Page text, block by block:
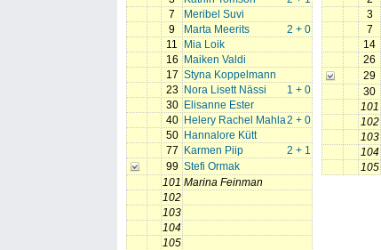
7
Meribel Suvi
9
2 + 0
Marta Meerits
11
Mia Loik
16
Maiken Valdi
17 Styna Koppelmann
23
1 + 0
Nora Lisett Nässi
30
Elisanne Ester
40
2 + 0
Helery Rachel Mahla
50
Hannalore Kütt
77
2 + 1
Karmen Piip
99 Stefi Ormak
101 Marina Feinman
102
103
104
105
3
7
14
26
29
30
101
102
103
104
105